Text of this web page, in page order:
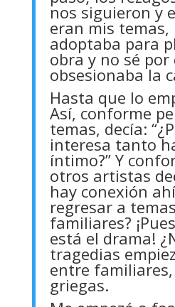
nos siguieron y
eran mis temas,
adoptaba para
obra y no sé por
obsesionaba la
Hasta que lo
Así, conforme
temas, decía:
interesa tanto
íntimo?” Y
otros artistas
hay conexión
regresar a
familiares?
está el drama!
tragedias
entre
griegas.